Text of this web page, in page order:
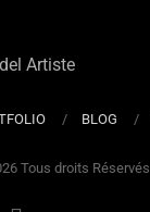
BLOG
Tous droits Réservés